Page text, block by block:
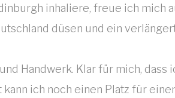
inhaliere, freue ich mich
düsen und ein
Handwerk. Klar für mich, dass
ich noch einen Platz für